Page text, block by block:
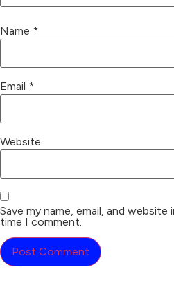
Name *
Email *
Website
Save my name, email, and
time I comment.